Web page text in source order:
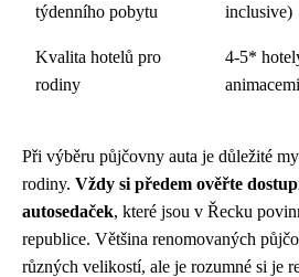
týdenního pobytu
inclusive)
Kvalita hotelů pro
rodiny
4-5*
animacemi
Při výběru půjčovny auta je důležité
rodiny. Vždy si předem ověřte
autosedaček, které jsou v Řecku
republice. Většina renomovaných
různých velikostí, ale je rozumné si je